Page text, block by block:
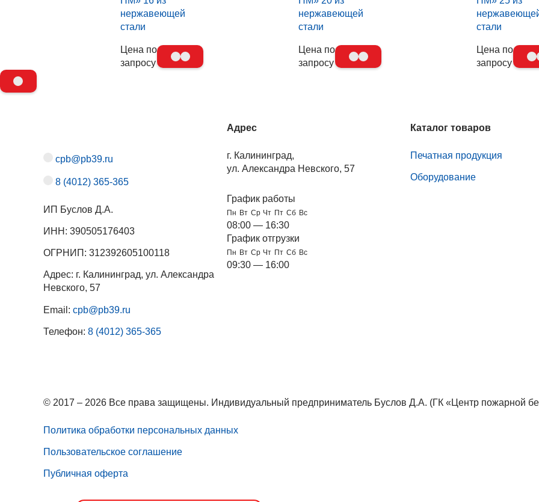
нержавеющей
стали
Цена по
запросу
нержавеющей
стали
Цена по
запросу
стали
Цена по
запросу
cpb@pb39.ru
8 (4012) 365-365
ИП Буслов Д.А.
ИНН: 390505176403
ОГРНИП: 312392605100118
Адрес: г. Калининград, ул. Александра
Невского, 57
Email: cpb@pb39.ru
Телефон: 8 (4012) 365-365
Адрес
г. Калининград,
ул. Александра Невского, 57
График работы
Пн Вт Ср Чт Пт Сб Вс
08:00 — 16:30
График отгрузки
Пн Вт Ср Чт Пт Сб Вс
09:30 — 16:00
Каталог товаров
Печатная продукция
Оборудование
© 2017 – 2026 Все права защищены. Индивидуальный предприниматель Буслов Д.А. (ГК «Центр пожарной
Политика обработки персональных данных
Пользовательское соглашение
Публичная оферта